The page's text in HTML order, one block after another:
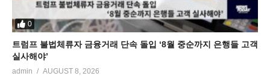
0
트럼프 불법체류자 금융거래 단속 돌입 ‘8월 중순까지 은행들 고객
실사해야’
admin AUGUST 8, 2026